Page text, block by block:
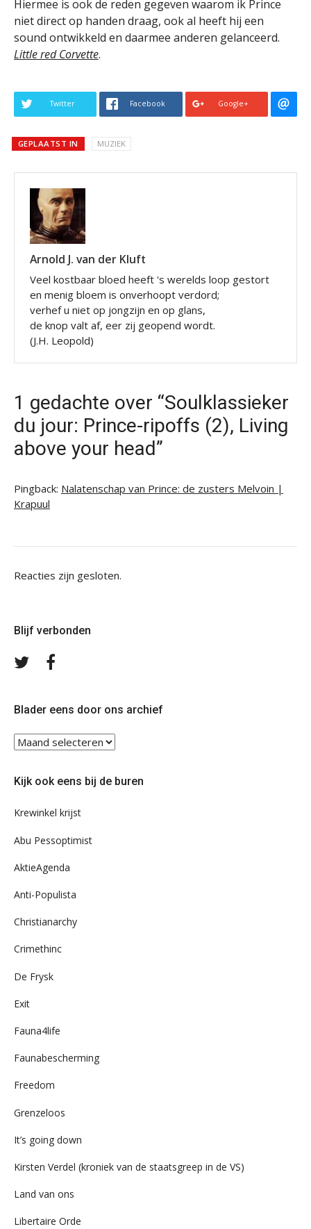
Hiermee is ook de reden gegeven waarom ik Prince
niet direct op handen draag, ook al heeft hij een
sound ontwikkeld en daarmee anderen gelanceerd.
Little red Corvette.
Twitter Facebook Google+
GEPLAATST IN MUZIEK
Arnold J. van der Kluft
Veel kostbaar bloed heeft 's werelds loop gestort
en menig bloem is onverhoopt verdord;
verhef u niet op jongzijn en op glans,
de knop valt af, eer zij geopend wordt.
(J.H. Leopold)
1 gedachte over “Soulklassieker
du jour: Prince-ripoffs (2), Living
above your head”
Pingback: Nalatenschap van Prince: de zusters Melvoin |
Krapuul
Reacties zijn gesloten.
Blijf verbonden
Volg
Blader eens door ons archief
Blader
ons
Kijk ook eens bij de buren
Krewinkel krijst
Abu Pessoptimist
AktieAgenda
Anti-Populista
Christianarchy
Crimethinc
De Frysk
Exit
Fauna4life
Faunabescherming
Freedom
Grenzeloos
It’s going down
Kirsten Verdel (kroniek van de staatsgreep in de VS)
Land van ons
Libertaire Orde